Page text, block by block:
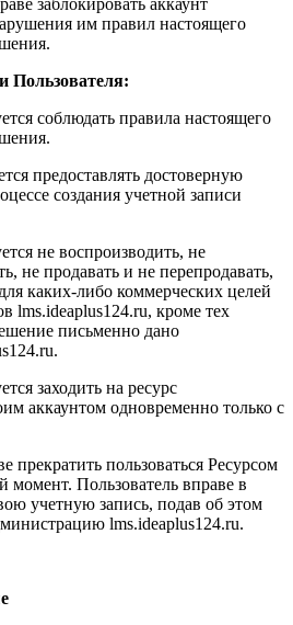
заблокировать аккаунт
им правил настоящего
Пользователя:
соблюдать правила настоящего
предоставлять достоверную
создания учетной записи
не воспроизводить, не
не продавать и не перепродавать,
каких-либо коммерческих целей
lms.ideaplus124.ru, кроме тех
письменно дано
.
заходить на ресурс
аккаунтом одновременно только с
прекратить пользоваться Ресурсом
момент. Пользователь вправе в
учетную запись, подав об этом
lms.ideaplus124.ru.